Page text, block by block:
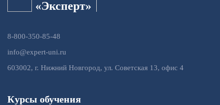
«Эксперт»
8-800-350-85-48
info@expert-uni.ru
603002, г. Нижний Новгород, ул. Советская 13, офис 4
Курсы обучения